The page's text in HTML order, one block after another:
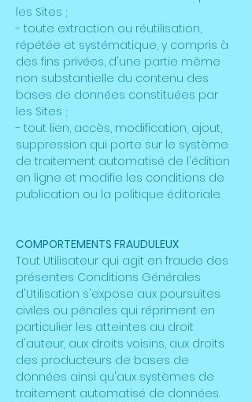
les Sites ;
- toute extraction ou réutilisation,
répétée et systématique, y compris à
des fins privées, d'une partie même
non substantielle du contenu des
bases de données constituées par
les Sites ;
- tout lien, accès, modification, ajout,
suppression qui porte sur le système
de traitement automatisé de l'édition
en ligne et modifie les conditions de
publication ou la politique éditoriale.
COMPORTEMENTS FRAUDULEUX
Tout Utilisateur qui agit en fraude des
présentes Conditions Générales
d'Utilisation s'expose aux poursuites
civiles ou pénales qui répriment en
particulier les atteintes au droit
d'auteur, aux droits voisins, aux droits
des producteurs de bases de
données ainsi qu'aux systèmes de
traitement automatisé de données.